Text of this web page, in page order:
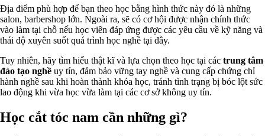
Địa điểm phù hợp để bạn theo học bằng hình thức này đó là những
salon, barbershop lớn. Ngoài ra, sẽ có cơ hội được nhận chính thức
vào làm tại chỗ nếu học viên đáp ứng được các yêu cầu về kỹ năng và
thái độ xuyên suốt quá trình học nghề tại đây.
Tuy nhiên, hãy tìm hiểu thật kĩ và lựa chọn theo học tại các trung tâm
đào tạo nghề uy tín, đảm bảo vững tay nghề và cung cấp chứng chỉ
hành nghề sau khi hoàn thành khóa học, tránh tình trạng bị bóc lột sức
lao động khi vừa học vừa làm tại các cơ sở không uy tín.
Học cắt tóc nam cần những gì?